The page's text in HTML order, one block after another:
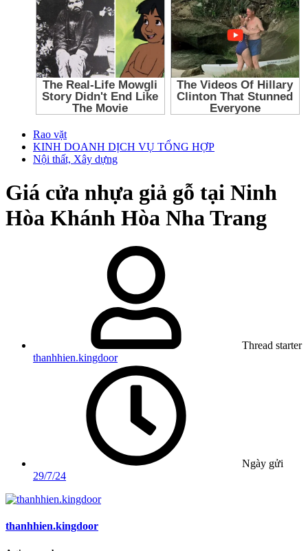
Rao vặt
KINH DOANH DỊCH VỤ TỔNG HỢP
Nội thất, Xây dựng
Giá cửa nhựa giả gỗ tại Ninh
Hòa Khánh Hòa Nha Trang
Thread starter
thanhhien.kingdoor
Ngày gửi
29/7/24
thanhhien.kingdoor